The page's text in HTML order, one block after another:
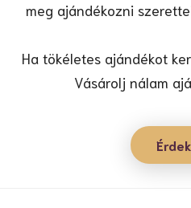
meg ajándékozni
Ha tökéletes ajándékot
Vásárolj nálam